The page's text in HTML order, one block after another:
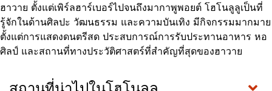
ฮาวาย ตั้งแต่เพิร์ลฮาร์เบอร์ไปจนถึงมากาพูพอยต์ โฮโนลูลูเป็นที่
รู้จักในด้านศิลปะ วัฒนธรรม และความบันเทิง มีกิจกรรมมากมาย
ตั้งแต่การแสดงดนตรีสด ประสบการณ์การรับประทานอาหาร หอ
ศิลป์ และสถานที่ทางประวัติศาสตร์ที่สำคัญที่สุดของฮาวาย